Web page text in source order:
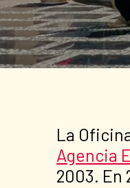
La
Agencia
2003. En